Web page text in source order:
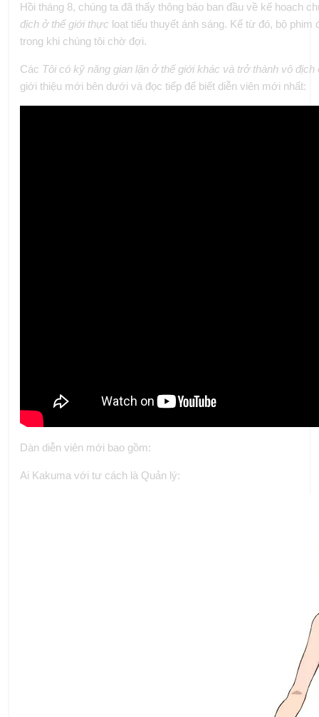
Hồi tháng 8, chúng ta đã thấy thông báo ban đầu về kế hoạch
địch ở thế giới thực loạt tiểu thuyết ánh sáng. Kể từ đó, bộ
trong khi chúng tôi chờ đợi.
Các Tôi có kỹ năng gian lận ở thế giới khác và trở thành vô
giới thiệu mới bên dưới và đọc tiếp để biết diễn viên mới nhất:
Dàn diễn viên mới bao gồm:
Ai Kakuma với tư cách là Quản lý: